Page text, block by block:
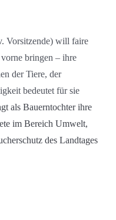
Vorsitzende) will faire
bringen – ihre
der Tiere, der
bedeutet für sie
als Bauerntochter ihre
im Bereich Umwelt,
des Landtages